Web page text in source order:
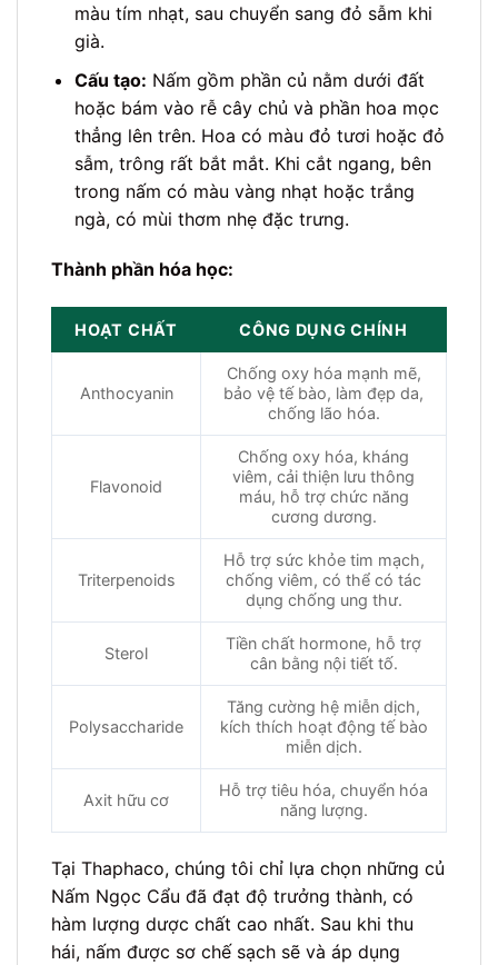
màu tím nhạt, sau chuyển sang đỏ sẫm khi
già.
Cấu tạo: Nấm gồm phần củ nằm dưới đất
hoặc bám vào rễ cây chủ và phần hoa mọc
thẳng lên trên. Hoa có màu đỏ tươi hoặc đỏ
sẫm, trông rất bắt mắt. Khi cắt ngang, bên
trong nấm có màu vàng nhạt hoặc trắng
ngà, có mùi thơm nhẹ đặc trưng.
Thành phần hóa học:
HOẠT CHẤT CÔNG DỤNG CHÍNH
Anthocyanin
Chống oxy hóa mạnh mẽ,
bảo vệ tế bào, làm đẹp da,
chống lão hóa.
Flavonoid
Chống oxy hóa, kháng
viêm, cải thiện lưu thông
máu, hỗ trợ chức năng
cương dương.
Triterpenoids
Hỗ trợ sức khỏe tim mạch,
chống viêm, có thể có tác
dụng chống ung thư.
Sterol
Tiền chất hormone, hỗ trợ
cân bằng nội tiết tố.
Polysaccharide
Tăng cường hệ miễn dịch,
kích thích hoạt động tế bào
miễn dịch.
Axit hữu cơ
Hỗ trợ tiêu hóa, chuyển hóa
năng lượng.
Tại Thaphaco, chúng tôi chỉ lựa chọn những củ
Nấm Ngọc Cẩu đã đạt độ trưởng thành, có
hàm lượng dược chất cao nhất. Sau khi thu
hái, nấm được sơ chế sạch sẽ và áp dụng